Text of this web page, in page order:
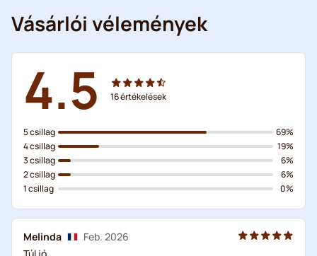
Vásárlói vélemények
4.5 16értékelések
5 csillag
4 csillag
3 csillag
2 csillag
1 csillag
69%
19%
6%
6%
0%
Melinda
Feb. 2026